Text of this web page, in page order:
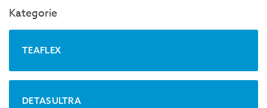
Kategorie
TEAFLEX
DETASULTRA